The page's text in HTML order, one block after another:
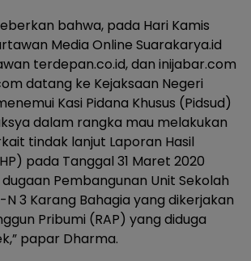
bahwa, pada Hari Kamis
Media Online Suarakarya.id
terdepan.co.id, dan inijabar.com
datang ke Kejaksaan Negeri
Kasi Pidana Khusus (Pidsud)
dalam rangka mau melakukan
tindak lanjut Laporan Hasil
pada Tanggal 31 Maret 2020
Pembangunan Unit Sekolah
N 3 Karang Bahagia yang dikerjakan
Pribumi (RAP) yang diduga
papar Dharma.